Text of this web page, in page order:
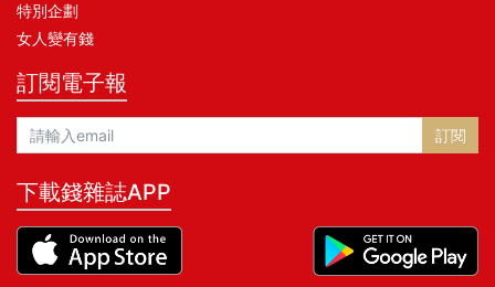
特別企劃
女人變有錢
訂閱電子報
訂閱
下載錢雜誌APP